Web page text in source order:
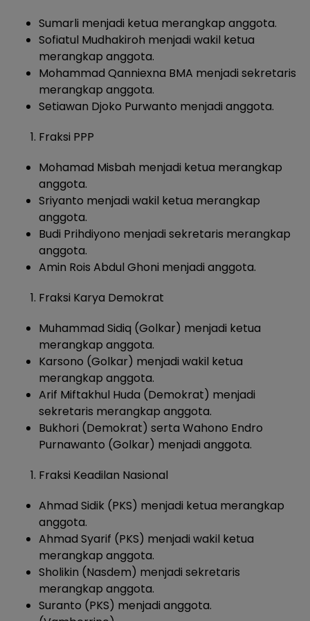
Sumarli menjadi ketua merangkap anggota.
Sofiatul Mudhakiroh menjadi wakil ketua
merangkap anggota.
Mohammad Qanniexna BMA menjadi sekretaris
merangkap anggota.
Setiawan Djoko Purwanto menjadi anggota.
Fraksi PPP
Mohamad Misbah menjadi ketua merangkap
anggota.
Sriyanto menjadi wakil ketua merangkap
anggota.
Budi Prihdiyono menjadi sekretaris merangkap
anggota.
Amin Rois Abdul Ghoni menjadi anggota.
Fraksi Karya Demokrat
Muhammad Sidiq (Golkar) menjadi ketua
merangkap anggota.
Karsono (Golkar) menjadi wakil ketua
merangkap anggota.
Arif Miftakhul Huda (Demokrat) menjadi
sekretaris merangkap anggota.
Bukhori (Demokrat) serta Wahono Endro
Purnawanto (Golkar) menjadi anggota.
Fraksi Keadilan Nasional
Ahmad Sidik (PKS) menjadi ketua merangkap
anggota.
Ahmad Syarif (PKS) menjadi wakil ketua
merangkap anggota.
Sholikin (Nasdem) menjadi sekretaris
merangkap anggota.
Suranto (PKS) menjadi anggota.